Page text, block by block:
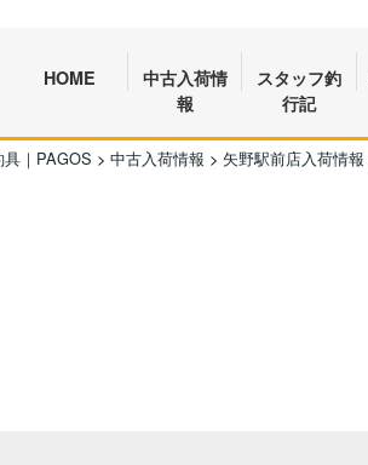
HOME
中古入荷情
報
スタッフ釣
行記
｜PAGOS > 中古入荷情報 > 矢野駅前店入荷情報